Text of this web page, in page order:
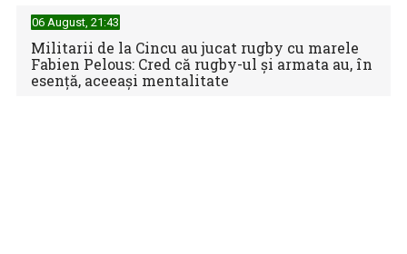
Universitatea Craiova își adjudecă Supercupa României în
urma loviturilor de ...
06 August, 21:43
Militarii de la Cincu au jucat rugby cu marele
Fabien Pelous: Cred că rugby-ul și armata au, în
esență, aceeași mentalitate